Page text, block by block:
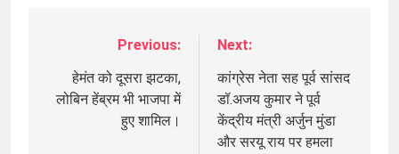
navigation
Previous:
हेमंत को दूसरा झटका,
लोबिन हेंब्रम भी भाजपा में
हुए शामिल।
Next:
कांग्रेस नेता सह पूर्व सांसद
डॉ.अजय कुमार ने पूर्व
केंद्रीय मंत्री अर्जुन मुंडा
और सरयू राय पर हमला